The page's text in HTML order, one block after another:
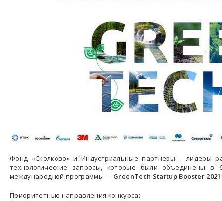
Фонд «Сколково» и Индустриальные партнеры – лидеры
технологические запросы, которые были объединены
международной программы — GreenTech Startup Booster 2021
Приоритетные направления конкурса: